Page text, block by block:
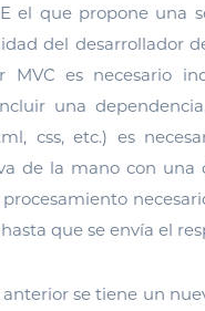
el que propone una
del desarrollador
MVC es necesario
una
css, etc.) es
de la mano con
que se envía el
se tiene un